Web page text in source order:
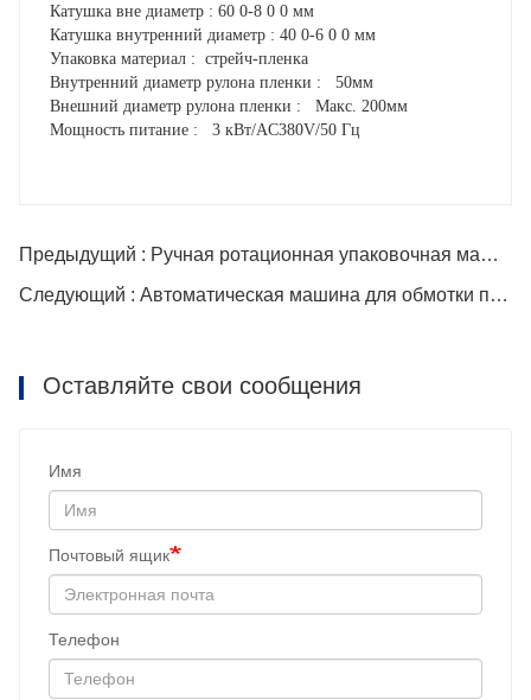
Катушка вне диаметр : 60 0-8 0 0 мм
Катушка внутренний диаметр : 40 0-6 0 0 мм
Упаковка материал : стрейч-пленка
Внутренний диаметр рулона пленки :
50мм
Внешний диаметр рулона пленки :
Макс. 200мм
Мощность питание : 3 кВт/AC380V/50 Гц
Предыдущий : Ручная ротационная упаковочная машина без конвейера
Следующий : Автоматическая машина для обмотки проволоки
Оставляйте свои сообщения
Имя
Почтовый ящик
Телефон